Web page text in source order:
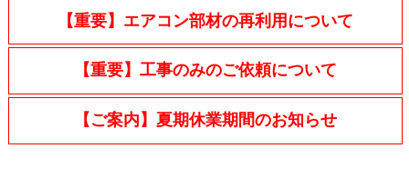
Airconditioner search
店舗案内
Company
施工実績
Work
【重要】エアコン部材の再利用について
【重要】工事のみのご依頼について
【ご案内】夏期休業期間のお知らせ